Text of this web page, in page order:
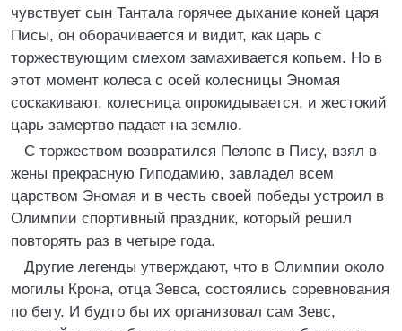
чувствует сын Тантала горячее дыхание коней царя
Писы, он оборачивается и видит, как царь с
торжествующим смехом замахивается копьем. Но в
этот момент колеса с осей колесницы Эномая
соскакивают, колесница опрокидывается, и жестокий
царь замертво падает на землю.
С торжеством возвратился Пелопс в Пису, взял в
жены прекрасную Гиподамию, завладел всем
царством Эномая и в честь своей победы устроил в
Олимпии спортивный праздник, который решил
повторять раз в четыре года.
Другие легенды утверждают, что в Олимпии около
могилы Крона, отца Зевса, состоялись соревнования
по бегу. И будто бы их организовал сам Зевс,